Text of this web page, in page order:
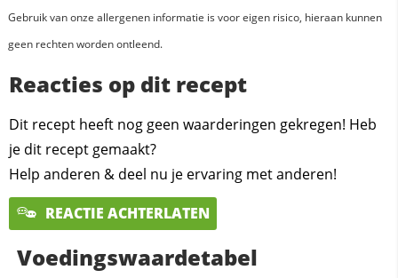
Gebruik van onze allergenen informatie is voor eigen risico, hieraan kunnen
geen rechten worden ontleend.
Reacties op dit recept
Dit recept heeft nog geen waarderingen gekregen! Heb
je dit recept gemaakt?
Help anderen & deel nu je ervaring met anderen!
REACTIE ACHTERLATEN
Voedingswaardetabel